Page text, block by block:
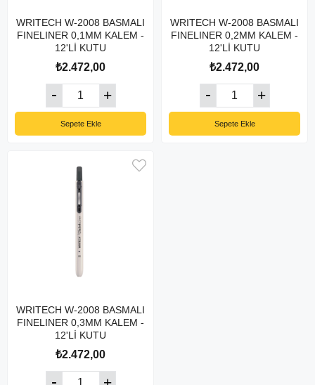
WRITECH W-2008 BASMALI
FINELINER 0,1MM KALEM -
12'Lİ KUTU
₺2.472,00
Sepete Ekle
WRITECH W-2008 BASMALI
FINELINER 0,2MM KALEM -
12'Lİ KUTU
₺2.472,00
Sepete Ekle
WRITECH W-2008 BASMALI
FINELINER 0,3MM KALEM -
12'Lİ KUTU
₺2.472,00